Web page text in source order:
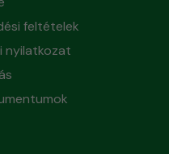
feltételek